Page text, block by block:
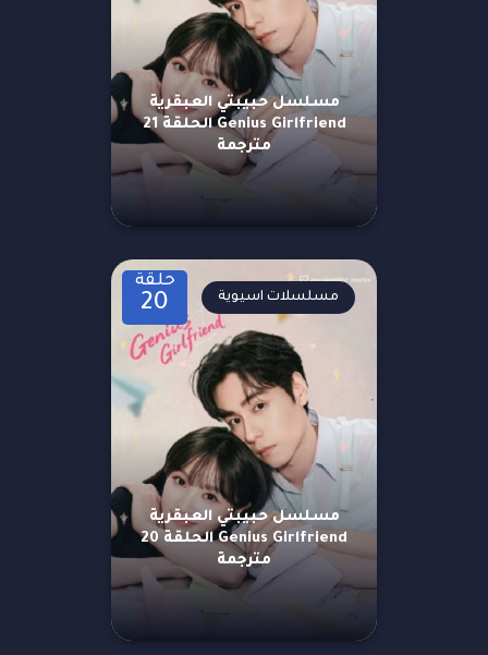
مسلسل حبيبتي العبقرية
Genius Girlfriend الحلقة 21
مترجمة
حلقة
20
مسلسل حبيبتي العبقرية
Genius Girlfriend الحلقة 20
مترجمة
مسلسلات اسيوية